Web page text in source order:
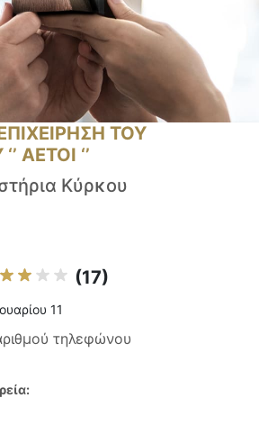
ΤΟΥ
ΑΕΤΟΙ ‘’
Κύρκου
(17)
11
τηλεφώνου